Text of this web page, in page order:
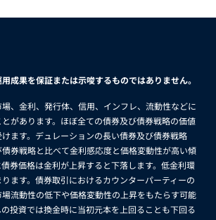
成果を保証または示唆するものではありません。
、金利、発行体、信用、インフレ、流動性などに
があります。ほぼ全ての債券及び債券戦略の価値
ます。デュレーションの長い債券及び債券戦略
券戦略と比べて金利感応度と価格変動性が高い傾
券価格は金利が上昇すると下落します。低金利環
ます。債券取引におけるカウンターパーティーの
流動性の低下や価格変動性の上昇をもたらす可能
投資では換金時に当初元本を上回ることも下回る